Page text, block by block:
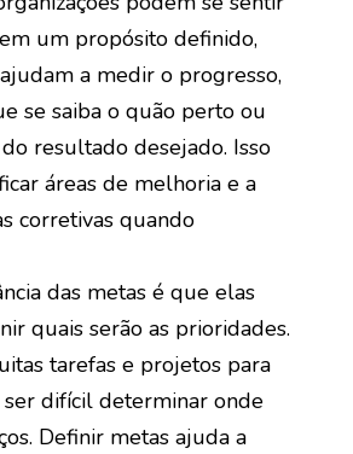
um propósito definido,
a medir o progresso,
se saiba o quão perto ou
resultado desejado. Isso
áreas de melhoria e a
corretivas quando
das metas é que elas
quais serão as prioridades.
tarefas e projetos para
ser difícil determinar onde
Definir metas ajuda a